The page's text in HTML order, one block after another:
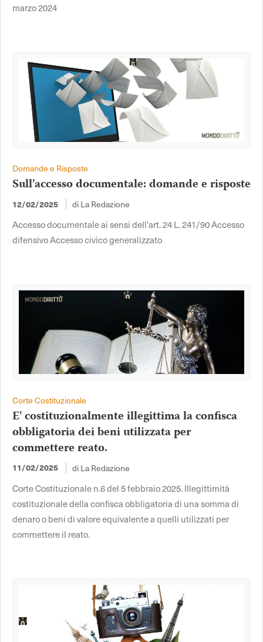
marzo 2024
Domande e Risposte
Sull'accesso documentale: domande e risposte
12/02/2025 di La Redazione
Accesso documentale ai sensi dell'art. 24 L. 241/90 Accesso
difensivo Accesso civico generalizzato
Corte Costituzionale
E' costituzionalmente illegittima la confisca
obbligatoria dei beni utilizzata per
commettere reato.
11/02/2025 di La Redazione
Corte Costituzionale n.6 del 5 febbraio 2025. Illegittimità
costituzionale della confisca obbligatoria di una somma di
denaro o beni di valore equivalente a quelli utilizzati per
commettere il reato.